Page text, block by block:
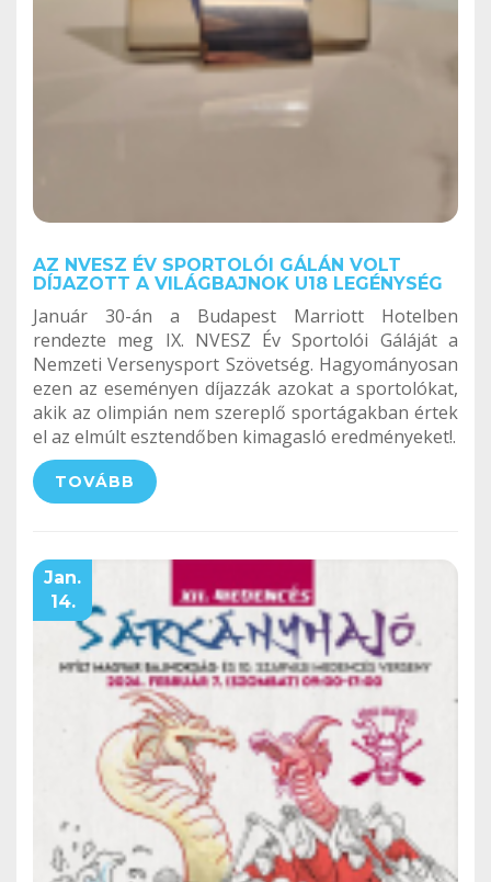
AZ NVESZ ÉV SPORTOLÓI GÁLÁN VOLT
DÍJAZOTT A VILÁGBAJNOK U18 LEGÉNYSÉG
Január 30-án a Budapest Marriott Hotelben
rendezte meg IX. NVESZ Év Sportolói Gáláját a
Nemzeti Versenysport Szövetség. Hagyományosan
ezen az eseményen díjazzák azokat a sportolókat,
akik az olimpián nem szereplő sportágakban értek
el az elmúlt esztendőben kimagasló eredményeket!.
TOVÁBB
Jan.
14.